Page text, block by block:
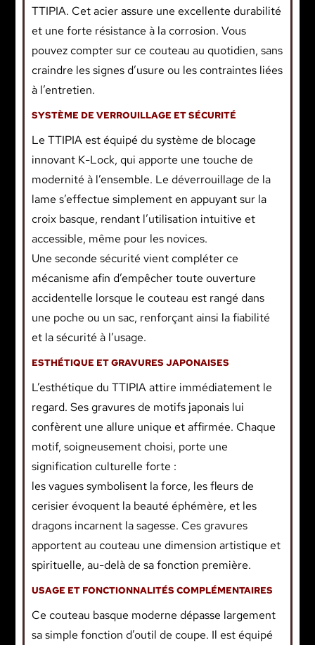
TTIPIA. Cet acier assure une excellente durabilité
et une forte résistance à la corrosion. Vous
pouvez compter sur ce couteau au quotidien, sans
craindre les signes d’usure ou les contraintes liées
à l’entretien.
SYSTÈME DE VERROUILLAGE ET SÉCURITÉ
Le TTIPIA est équipé du système de blocage
innovant K-Lock, qui apporte une touche de
modernité à l’ensemble. Le déverrouillage de la
lame s’effectue simplement en appuyant sur la
croix basque, rendant l’utilisation intuitive et
accessible, même pour les novices.
Une seconde sécurité vient compléter ce
mécanisme afin d’empêcher toute ouverture
accidentelle lorsque le couteau est rangé dans
une poche ou un sac, renforçant ainsi la fiabilité
et la sécurité à l’usage.
ESTHÉTIQUE ET GRAVURES JAPONAISES
L’esthétique du TTIPIA attire immédiatement le
regard. Ses gravures de motifs japonais lui
confèrent une allure unique et affirmée. Chaque
motif, soigneusement choisi, porte une
signification culturelle forte :
les vagues symbolisent la force, les fleurs de
cerisier évoquent la beauté éphémère, et les
dragons incarnent la sagesse. Ces gravures
apportent au couteau une dimension artistique et
spirituelle, au-delà de sa fonction première.
USAGE ET FONCTIONNALITÉS COMPLÉMENTAIRES
Ce couteau basque moderne dépasse largement
sa simple fonction d’outil de coupe. Il est équipé